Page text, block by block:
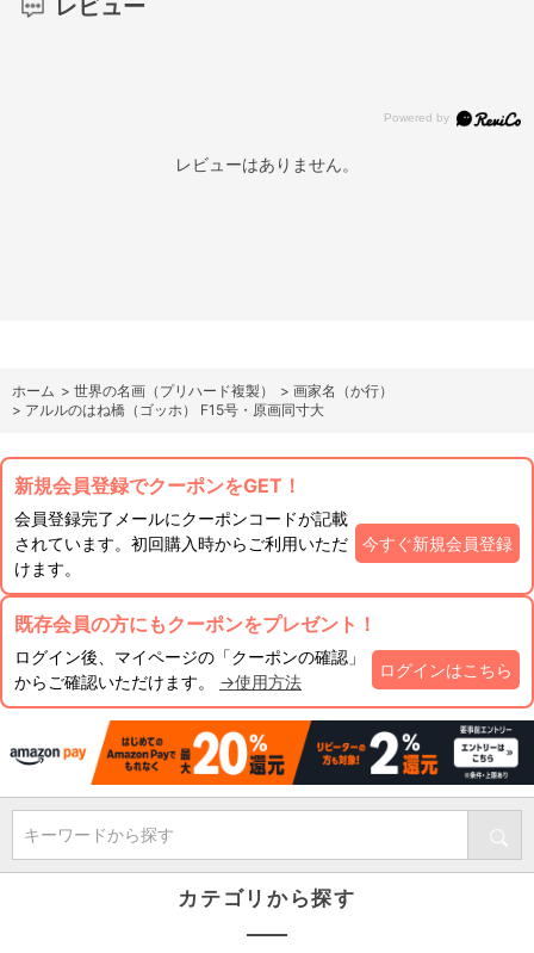
レビュー
レビューはありません。
ホーム > 世界の名画（プリハード複製） > 画家名（か行）
> アルルのはね橋（ゴッホ） F15号・原画同寸大
新規会員登録でクーポンをGET！
会員登録完了メールにクーポンコードが記載
されています。初回購入時からご利用いただ
けます。
今すぐ新規会員登録
既存会員の方にもクーポンをプレゼント！
ログイン後、マイページの「クーポンの確認」
からご確認いただけます。 →使用方法
ログインはこちら
キーワードから探す
カテゴリから探す